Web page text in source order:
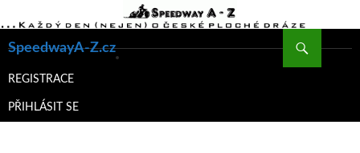
SpeedwayA-Z.cz
K
WEBU
REGISTRACE
PŘIHLÁSIT SE